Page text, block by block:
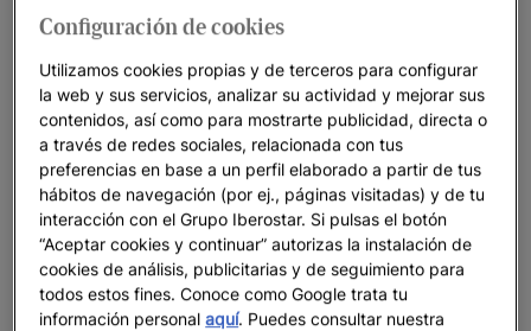
vacaciones de tenis en pareja, en familia, solo o con amigos.
Podrás recargar pilas para tus entrenos probando la mejor
gastronomía y relajarte en las piscinas del hotel o en SPA
Sensationscon uno de los tratamientos que ofrecen las
amplias cartas de spa de nuestros hoteles.
Si te gustaría disfrutar de unas vacaciones de tenis en los
mejores destinos de playade Europa, América y
África consulta nuestros hoteles pensados para tenistas y
escoge el que más se adapte a ti.
Configuración de cookies
Utilizamos cookies propias y de terceros para configurar
la web y sus servicios, analizar su actividad y mejorar sus
contenidos, así como para mostrarte publicidad, directa o
a través de redes sociales, relacionada con tus
preferencias en base a un perfil elaborado a partir de tus
hábitos de navegación (por ej., páginas visitadas) y de tu
interacción con el Grupo Iberostar. Si pulsas el botón
“Aceptar cookies y continuar” autorizas la instalación de
cookies de análisis, publicitarias y de seguimiento para
todos estos fines. Conoce como Google trata tu
información personalaquí. Puedes consultar nuestra